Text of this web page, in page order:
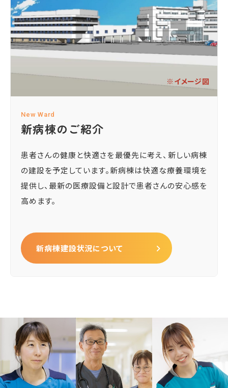
※イメージ図
New Ward
新病棟のご紹介
患者さんの健康と快適さを最優先に考え、新しい病棟
の建設を予定しています。新病棟は快適な療養環境を
提供し、最新の医療設備と設計で患者さんの安心感を
高めます。
新病棟建設状況について